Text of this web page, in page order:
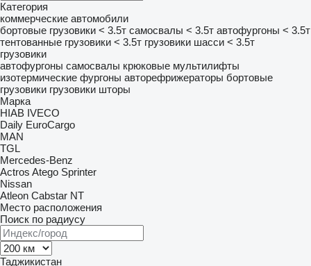
Категория
коммерческие автомобили
бортовые грузовики < 3.5т самосвалы < 3.5т автофургоны < 3.5т
тентованные грузовики < 3.5т грузовики шасси < 3.5т
грузовики
автофургоны самосвалы крюковые мультилифты
изотермические фургоны авторефрижераторы бортовые
грузовики грузовики шторы
Марка
HIAB IVECO
Daily EuroCargo
MAN
TGL
Mercedes-Benz
Actros Atego Sprinter
Nissan
Atleon Cabstar NT
Место расположения
Поиск по радиусу
Таджикистан